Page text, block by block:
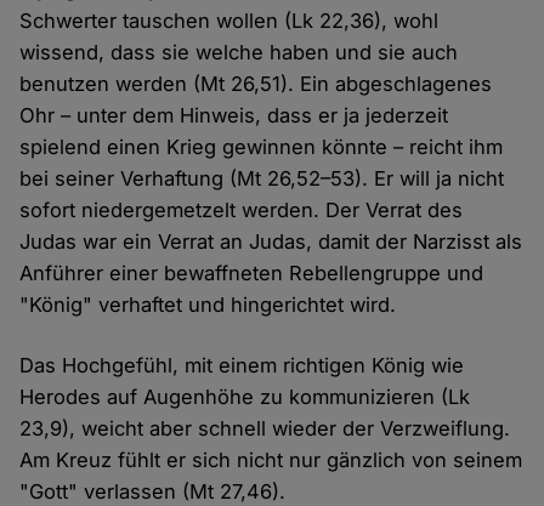
Schwerter tauschen wollen (Lk 22,36), wohl
wissend, dass sie welche haben und sie auch
benutzen werden (Mt 26,51). Ein abgeschlagenes
Ohr – unter dem Hinweis, dass er ja jederzeit
spielend einen Krieg gewinnen könnte – reicht ihm
bei seiner Verhaftung (Mt 26,52–53). Er will ja nicht
sofort niedergemetzelt werden. Der Verrat des
Judas war ein Verrat an Judas, damit der Narzisst als
Anführer einer bewaffneten Rebellengruppe und
"König" verhaftet und hingerichtet wird.
Das Hochgefühl, mit einem richtigen König wie
Herodes auf Augenhöhe zu kommunizieren (Lk
23,9), weicht aber schnell wieder der Verzweiflung.
Am Kreuz fühlt er sich nicht nur gänzlich von seinem
"Gott" verlassen (Mt 27,46).